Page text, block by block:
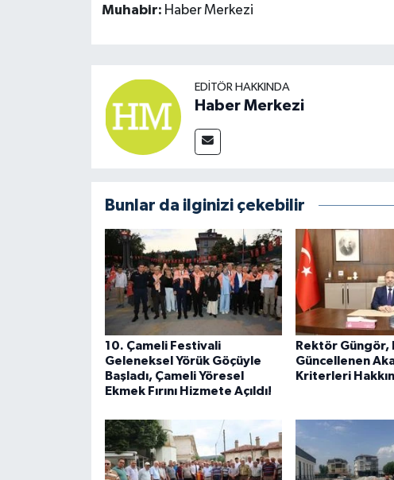
Muhabir: Haber Merkezi
EDITÖR HAKKINDA
Haber Merkezi
Bunlar da ilginizi çekebilir
10. Çameli Festivali
Geleneksel Yörük Göçüyle
Başladı, Çameli Yöresel
Ekmek Fırını Hizmete Açıldı!
Rektör Güngör,
Güncellenen
Kriterleri